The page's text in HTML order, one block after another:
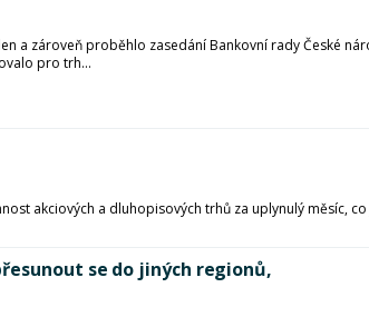
a zároveň proběhlo zasedání Bankovní rady České
pro trh...
akciových a dluhopisových trhů za uplynulý
se do jiných regionů,